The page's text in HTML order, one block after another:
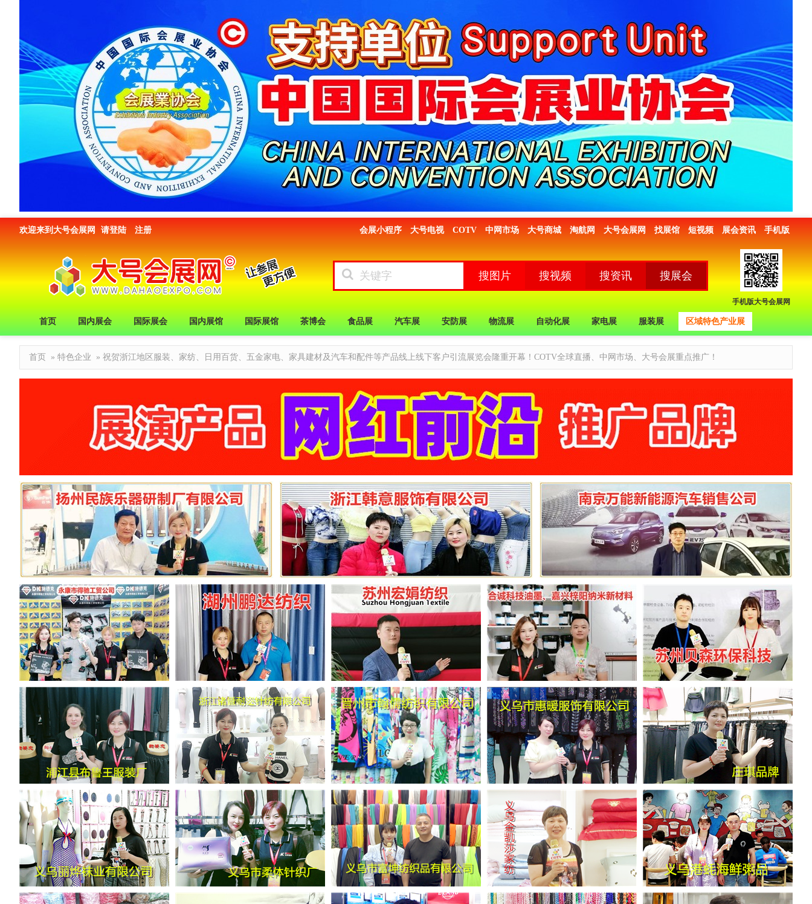
欢迎来到大号会展网 请登陆 注册 会展小程序 大号电视 COTV 中网市场 大号商城 淘航网 大号会展网 找展馆 短视频 展会资讯 手机版
手机版大号会展网
首页 国内展会 国际展会 国内展馆 国际展馆 茶博会 食品展 汽车展 安防展 物流展 自动化展 家电展 服装展 区域特色产业展
首页 » 特色企业 » 祝贺浙江地区服装、家纺、日用百货、五金家电、家具建材及汽车和配件等产品线上线下客户引流展览会隆重开幕！COTV全球直播、中网市场、大号会展重点推广！